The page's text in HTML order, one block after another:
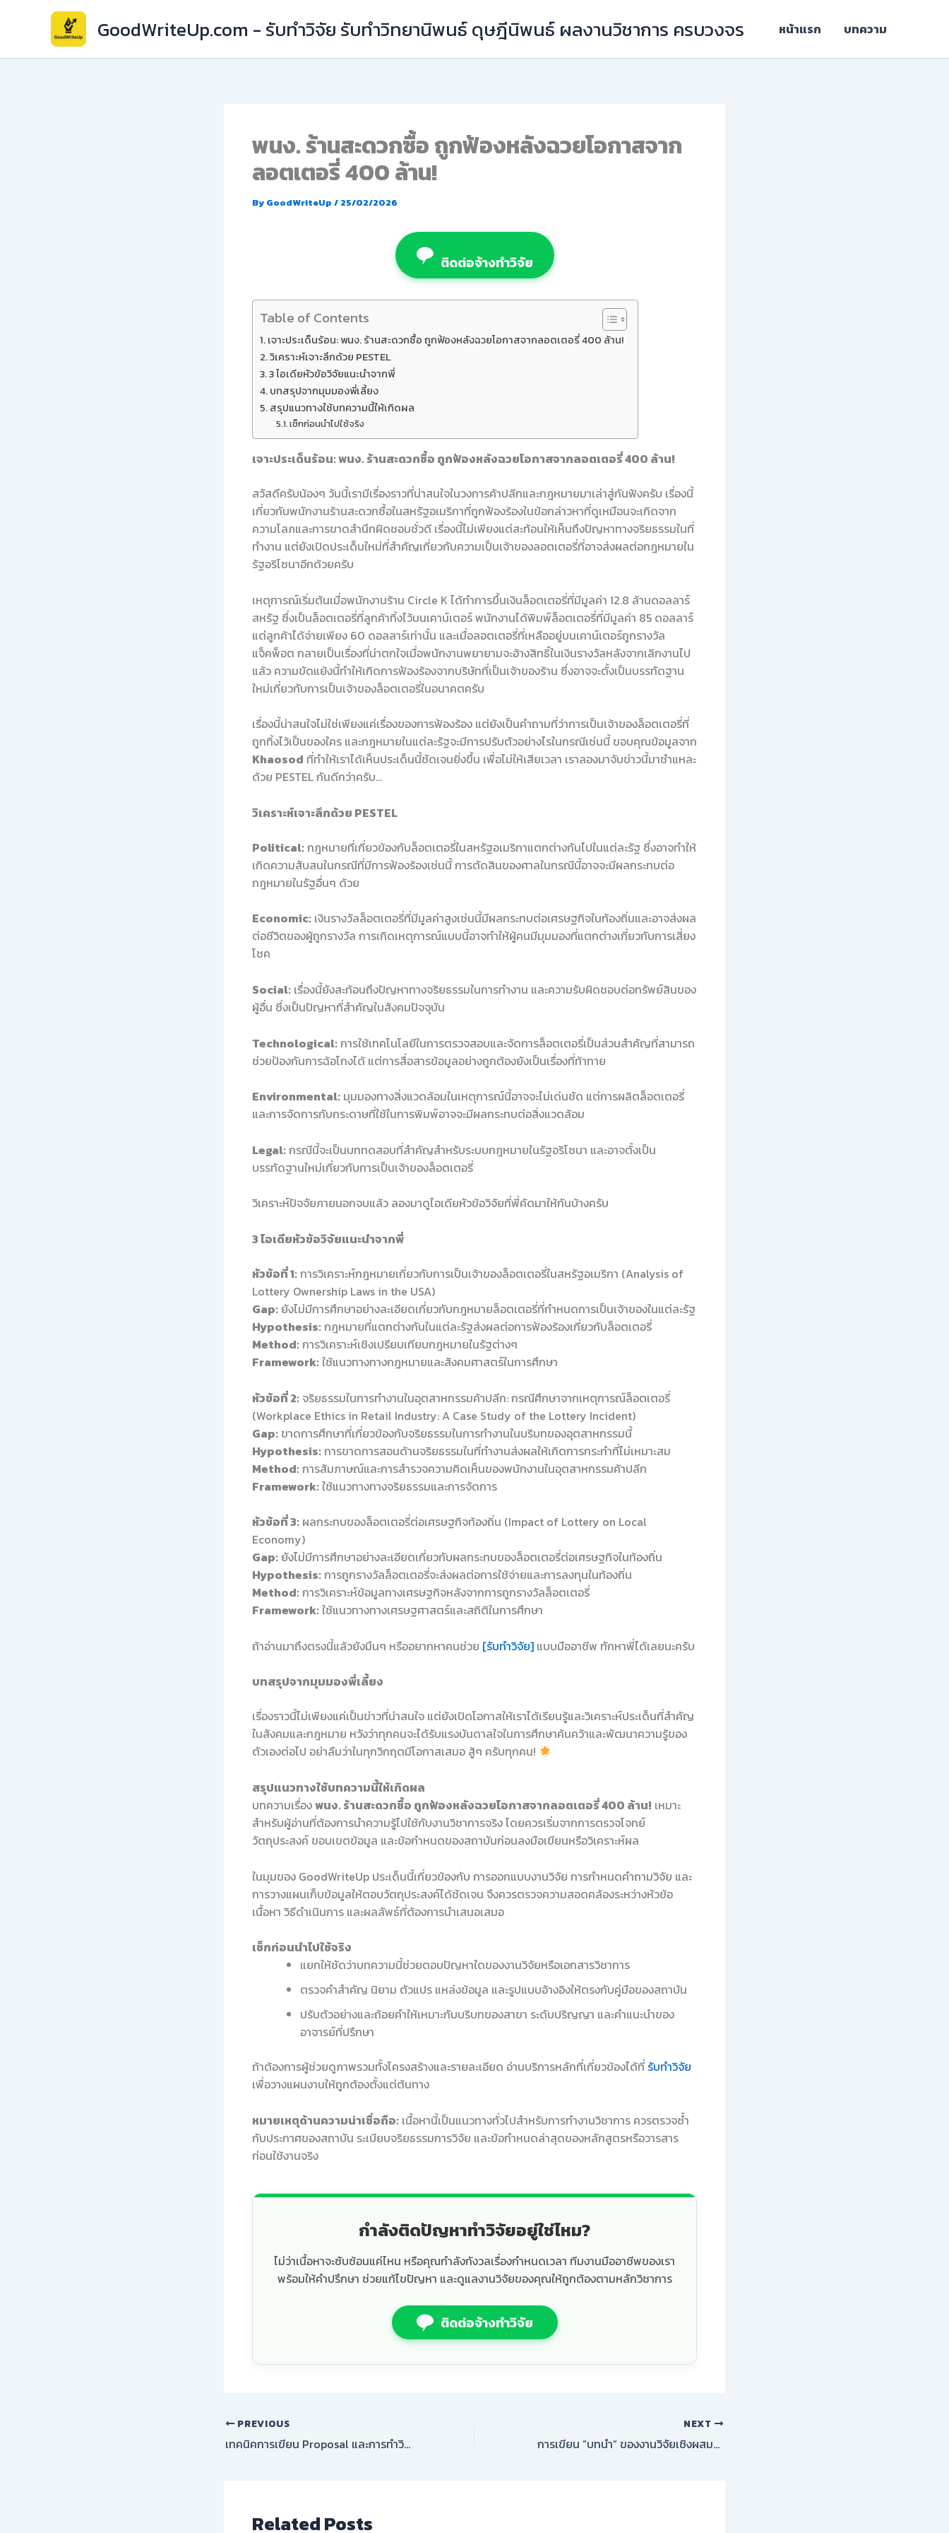
GoodWriteUp.com - รับทำวิจัย รับทำวิทยานิพนธ์ ดุษฎีนิพนธ์ ผลงานวิชาการ ครบวงจร หน้าแรก บทความ
พนง. ร้านสะดวกซื้อ ถูกฟ้องหลังฉวยโอกาสจาก
ลอตเตอรี่ 400 ล้าน!
By GoodWriteUp / 25/02/2026
ติดต่อจ้างทำวิจัย
Table of Contents
เจาะประเด็นร้อน: พนง. ร้านสะดวกซื้อ ถูกฟ้องหลังฉวยโอกาสจากลอตเตอรี่ 400 ล้าน!
วิเคราะห์เจาะลึกด้วย PESTEL
3 ไอเดียหัวข้อวิจัยแนะนำจากพี่
บทสรุปจากมุมมองพี่เลี้ยง
สรุปแนวทางใช้บทความนี้ให้เกิดผล
เช็กก่อนนำไปใช้จริง
เจาะประเด็นร้อน: พนง. ร้านสะดวกซื้อ ถูกฟ้องหลังฉวยโอกาสจากลอตเตอรี่ 400 ล้าน!
สวัสดีครับน้องๆ วันนี้เรามีเรื่องราวที่น่าสนใจในวงการค้าปลีกและกฎหมายมาเล่าสู่กันฟังครับ เรื่องนี้
เกี่ยวกับพนักงานร้านสะดวกซื้อในสหรัฐอเมริกาที่ถูกฟ้องร้องในข้อกล่าวหาที่ดูเหมือนจะเกิดจาก
ความโลภและการขาดสำนึกผิดชอบชั่วดี เรื่องนี้ไม่เพียงแต่สะท้อนให้เห็นถึงปัญหาทางจริยธรรมในที่
ทำงาน แต่ยังเปิดประเด็นใหม่ที่สำคัญเกี่ยวกับความเป็นเจ้าของลอตเตอรี่ที่อาจส่งผลต่อกฎหมายใน
รัฐอริโซนาอีกด้วยครับ
เหตุการณ์เริ่มต้นเมื่อพนักงานร้าน Circle K ได้ทำการขึ้นเงินล็อตเตอรี่ที่มีมูลค่า 12.8 ล้านดอลลาร์
สหรัฐ ซึ่งเป็นล็อตเตอรี่ที่ลูกค้าทิ้งไว้บนเคาน์เตอร์ พนักงานได้พิมพ์ล็อตเตอรี่ที่มีมูลค่า 85 ดอลลาร์
แต่ลูกค้าได้จ่ายเพียง 60 ดอลลาร์เท่านั้น และเมื่อลอตเตอรี่ที่เหลืออยู่บนเคาน์เตอร์ถูกรางวัล
แจ็คพ็อต กลายเป็นเรื่องที่น่าตกใจเมื่อพนักงานพยายามจะอ้างสิทธิ์ในเงินรางวัลหลังจากเลิกงานไป
แล้ว ความขัดแย้งนี้ทำให้เกิดการฟ้องร้องจากบริษัทที่เป็นเจ้าของร้าน ซึ่งอาจจะตั้งเป็นบรรทัดฐาน
ใหม่เกี่ยวกับการเป็นเจ้าของล็อตเตอรี่ในอนาคตครับ
เรื่องนี้น่าสนใจไม่ใช่เพียงแค่เรื่องของการฟ้องร้อง แต่ยังเป็นคำถามที่ว่าการเป็นเจ้าของล็อตเตอรี่ที่
ถูกทิ้งไว้เป็นของใคร และกฎหมายในแต่ละรัฐจะมีการปรับตัวอย่างไรในกรณีเช่นนี้ ขอบคุณข้อมูลจาก
Khaosod ที่ทำให้เราได้เห็นประเด็นนี้ชัดเจนยิ่งขึ้น เพื่อไม่ให้เสียเวลา เราลองมาจับข่าวนี้มาชำแหละ
ด้วย PESTEL กันดีกว่าครับ…
วิเคราะห์เจาะลึกด้วย PESTEL
Political: กฎหมายที่เกี่ยวข้องกับล็อตเตอรี่ในสหรัฐอเมริกาแตกต่างกันไปในแต่ละรัฐ ซึ่งอาจทำให้
เกิดความสับสนในกรณีที่มีการฟ้องร้องเช่นนี้ การตัดสินของศาลในกรณีนี้อาจจะมีผลกระทบต่อ
กฎหมายในรัฐอื่นๆ ด้วย
Economic: เงินรางวัลล็อตเตอรี่ที่มีมูลค่าสูงเช่นนี้มีผลกระทบต่อเศรษฐกิจในท้องถิ่นและอาจส่งผล
ต่อชีวิตของผู้ถูกรางวัล การเกิดเหตุการณ์แบบนี้อาจทำให้ผู้คนมีมุมมองที่แตกต่างเกี่ยวกับการเสี่ยง
โชค
Social: เรื่องนี้ยังสะท้อนถึงปัญหาทางจริยธรรมในการทำงาน และความรับผิดชอบต่อทรัพย์สินของ
ผู้อื่น ซึ่งเป็นปัญหาที่สำคัญในสังคมปัจจุบัน
Technological: การใช้เทคโนโลยีในการตรวจสอบและจัดการล็อตเตอรี่เป็นส่วนสำคัญที่สามารถ
ช่วยป้องกันการฉ้อโกงได้ แต่การสื่อสารข้อมูลอย่างถูกต้องยังเป็นเรื่องที่ท้าทาย
Environmental: มุมมองทางสิ่งแวดล้อมในเหตุการณ์นี้อาจจะไม่เด่นชัด แต่การผลิตล็อตเตอรี่
และการจัดการกับกระดาษที่ใช้ในการพิมพ์อาจจะมีผลกระทบต่อสิ่งแวดล้อม
Legal: กรณีนี้จะเป็นบททดสอบที่สำคัญสำหรับระบบกฎหมายในรัฐอริโซนา และอาจตั้งเป็น
บรรทัดฐานใหม่เกี่ยวกับการเป็นเจ้าของล็อตเตอรี่
วิเคราะห์ปัจจัยภายนอกจบแล้ว ลองมาดูไอเดียหัวข้อวิจัยที่พี่คัดมาให้กันบ้างครับ
3 ไอเดียหัวข้อวิจัยแนะนำจากพี่
หัวข้อที่ 1: การวิเคราะห์กฎหมายเกี่ยวกับการเป็นเจ้าของล็อตเตอรี่ในสหรัฐอเมริกา (Analysis of
Lottery Ownership Laws in the USA)
Gap: ยังไม่มีการศึกษาอย่างละเอียดเกี่ยวกับกฎหมายล็อตเตอรี่ที่กำหนดการเป็นเจ้าของในแต่ละรัฐ
Hypothesis: กฎหมายที่แตกต่างกันในแต่ละรัฐส่งผลต่อการฟ้องร้องเกี่ยวกับล็อตเตอรี่
Method: การวิเคราะห์เชิงเปรียบเทียบกฎหมายในรัฐต่างๆ
Framework: ใช้แนวทางทางกฎหมายและสังคมศาสตร์ในการศึกษา
หัวข้อที่ 2: จริยธรรมในการทำงานในอุตสาหกรรมค้าปลีก: กรณีศึกษาจากเหตุการณ์ล็อตเตอรี่
(Workplace Ethics in Retail Industry: A Case Study of the Lottery Incident)
Gap: ขาดการศึกษาที่เกี่ยวข้องกับจริยธรรมในการทำงานในบริบทของอุตสาหกรรมนี้
Hypothesis: การขาดการสอนด้านจริยธรรมในที่ทำงานส่งผลให้เกิดการกระทำที่ไม่เหมาะสม
Method: การสัมภาษณ์และการสำรวจความคิดเห็นของพนักงานในอุตสาหกรรมค้าปลีก
Framework: ใช้แนวทางทางจริยธรรมและการจัดการ
หัวข้อที่ 3: ผลกระทบของล็อตเตอรี่ต่อเศรษฐกิจท้องถิ่น (Impact of Lottery on Local
Economy)
Gap: ยังไม่มีการศึกษาอย่างละเอียดเกี่ยวกับผลกระทบของล็อตเตอรี่ต่อเศรษฐกิจในท้องถิ่น
Hypothesis: การถูกรางวัลล็อตเตอรี่จะส่งผลต่อการใช้จ่ายและการลงทุนในท้องถิ่น
Method: การวิเคราะห์ข้อมูลทางเศรษฐกิจหลังจากการถูกรางวัลล็อตเตอรี่
Framework: ใช้แนวทางทางเศรษฐศาสตร์และสถิติในการศึกษา
ถ้าอ่านมาถึงตรงนี้แล้วยังมึนๆ หรืออยากหาคนช่วย [รับทำวิจัย] แบบมืออาชีพ ทักหาพี่ได้เลยนะครับ
บทสรุปจากมุมมองพี่เลี้ยง
เรื่องราวนี้ไม่เพียงแค่เป็นข่าวที่น่าสนใจ แต่ยังเปิดโอกาสให้เราได้เรียนรู้และวิเคราะห์ประเด็นที่สำคัญ
ในสังคมและกฎหมาย หวังว่าทุกคนจะได้รับแรงบันดาลใจในการศึกษาค้นคว้าและพัฒนาความรู้ของ
ตัวเองต่อไป อย่าลืมว่าในทุกวิกฤตมีโอกาสเสมอ สู้ๆ ครับทุกคน!
สรุปแนวทางใช้บทความนี้ให้เกิดผล
บทความเรื่องพนง. ร้านสะดวกซื้อ ถูกฟ้องหลังฉวยโอกาสจากลอตเตอรี่ 400 ล้าน! เหมาะ
สำหรับผู้อ่านที่ต้องการนำความรู้ไปใช้กับงานวิชาการจริง โดยควรเริ่มจากการตรวจโจทย์
วัตถุประสงค์ ขอบเขตข้อมูล และข้อกำหนดของสถาบันก่อนลงมือเขียนหรือวิเคราะห์ผล
ในมุมของ GoodWriteUp ประเด็นนี้เกี่ยวข้องกับ การออกแบบงานวิจัย การกำหนดคำถามวิจัย และ
การวางแผนเก็บข้อมูลให้ตอบวัตถุประสงค์ได้ชัดเจน จึงควรตรวจความสอดคล้องระหว่างหัวข้อ
เนื้อหา วิธีดำเนินการ และผลลัพธ์ที่ต้องการนำเสนอเสมอ
เช็กก่อนนำไปใช้จริง
แยกให้ชัดว่าบทความนี้ช่วยตอบปัญหาใดของงานวิจัยหรือเอกสารวิชาการ
ตรวจคำสำคัญ นิยาม ตัวแปร แหล่งข้อมูล และรูปแบบอ้างอิงให้ตรงกับคู่มือของสถาบัน
ปรับตัวอย่างและถ้อยคำให้เหมาะกับบริบทของสาขา ระดับปริญญา และคำแนะนำของ
อาจารย์ที่ปรึกษา
ถ้าต้องการผู้ช่วยดูภาพรวมทั้งโครงสร้างและรายละเอียด อ่านบริการหลักที่เกี่ยวข้องได้ที่ รับทำวิจัย
เพื่อวางแผนงานให้ถูกต้องตั้งแต่ต้นทาง
หมายเหตุด้านความน่าเชื่อถือ: เนื้อหานี้เป็นแนวทางทั่วไปสำหรับการทำงานวิชาการ ควรตรวจซ้ำ
กับประกาศของสถาบัน ระเบียบจริยธรรมการวิจัย และข้อกำหนดล่าสุดของหลักสูตรหรือวารสาร
ก่อนใช้งานจริง
กำลังติดปัญหาทำวิจัยอยู่ใช่ไหม?
ไม่ว่าเนื้อหาจะซับซ้อนแค่ไหน หรือคุณกำลังกังวลเรื่องกำหนดเวลา ทีมงานมืออาชีพของเรา
พร้อมให้คำปรึกษา ช่วยแก้ไขปัญหา และดูแลงานวิจัยของคุณให้ถูกต้องตามหลักวิชาการ
ติดต่อจ้างทำวิจัย
PREVIOUS
เทคนิคการเขียน Proposal และการทำวิจัยให้ผ่านฉลุย ผมพร้อมเป็นที่ปรึกษาให้คุณเริ่มต้นได้อย่างมั่นใจครับ
NEXT
การเขียน “บทนำ” ของงานวิจัยเชิงผสมผสาน (Mixed Methods)
Related Posts